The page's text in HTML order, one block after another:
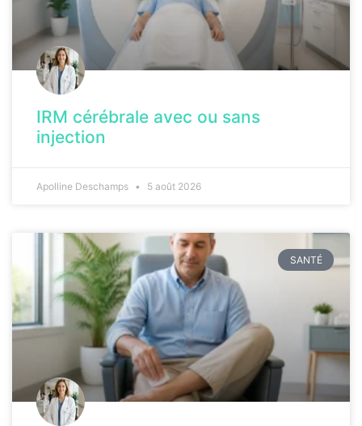
IRM cérébrale avec ou sans
injection
Apolline Deschamps 5 août 2026
SANTÉ